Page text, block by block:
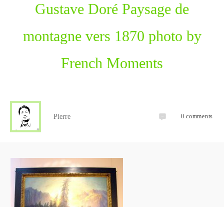
Gustave Doré Paysage de
montagne vers 1870 photo by
French Moments
Pierre 0 comments